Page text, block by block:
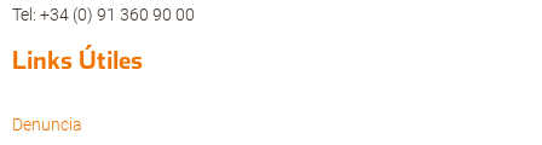
Tel: +34 (0) 91 360 90 00
Links Útiles
Denuncia